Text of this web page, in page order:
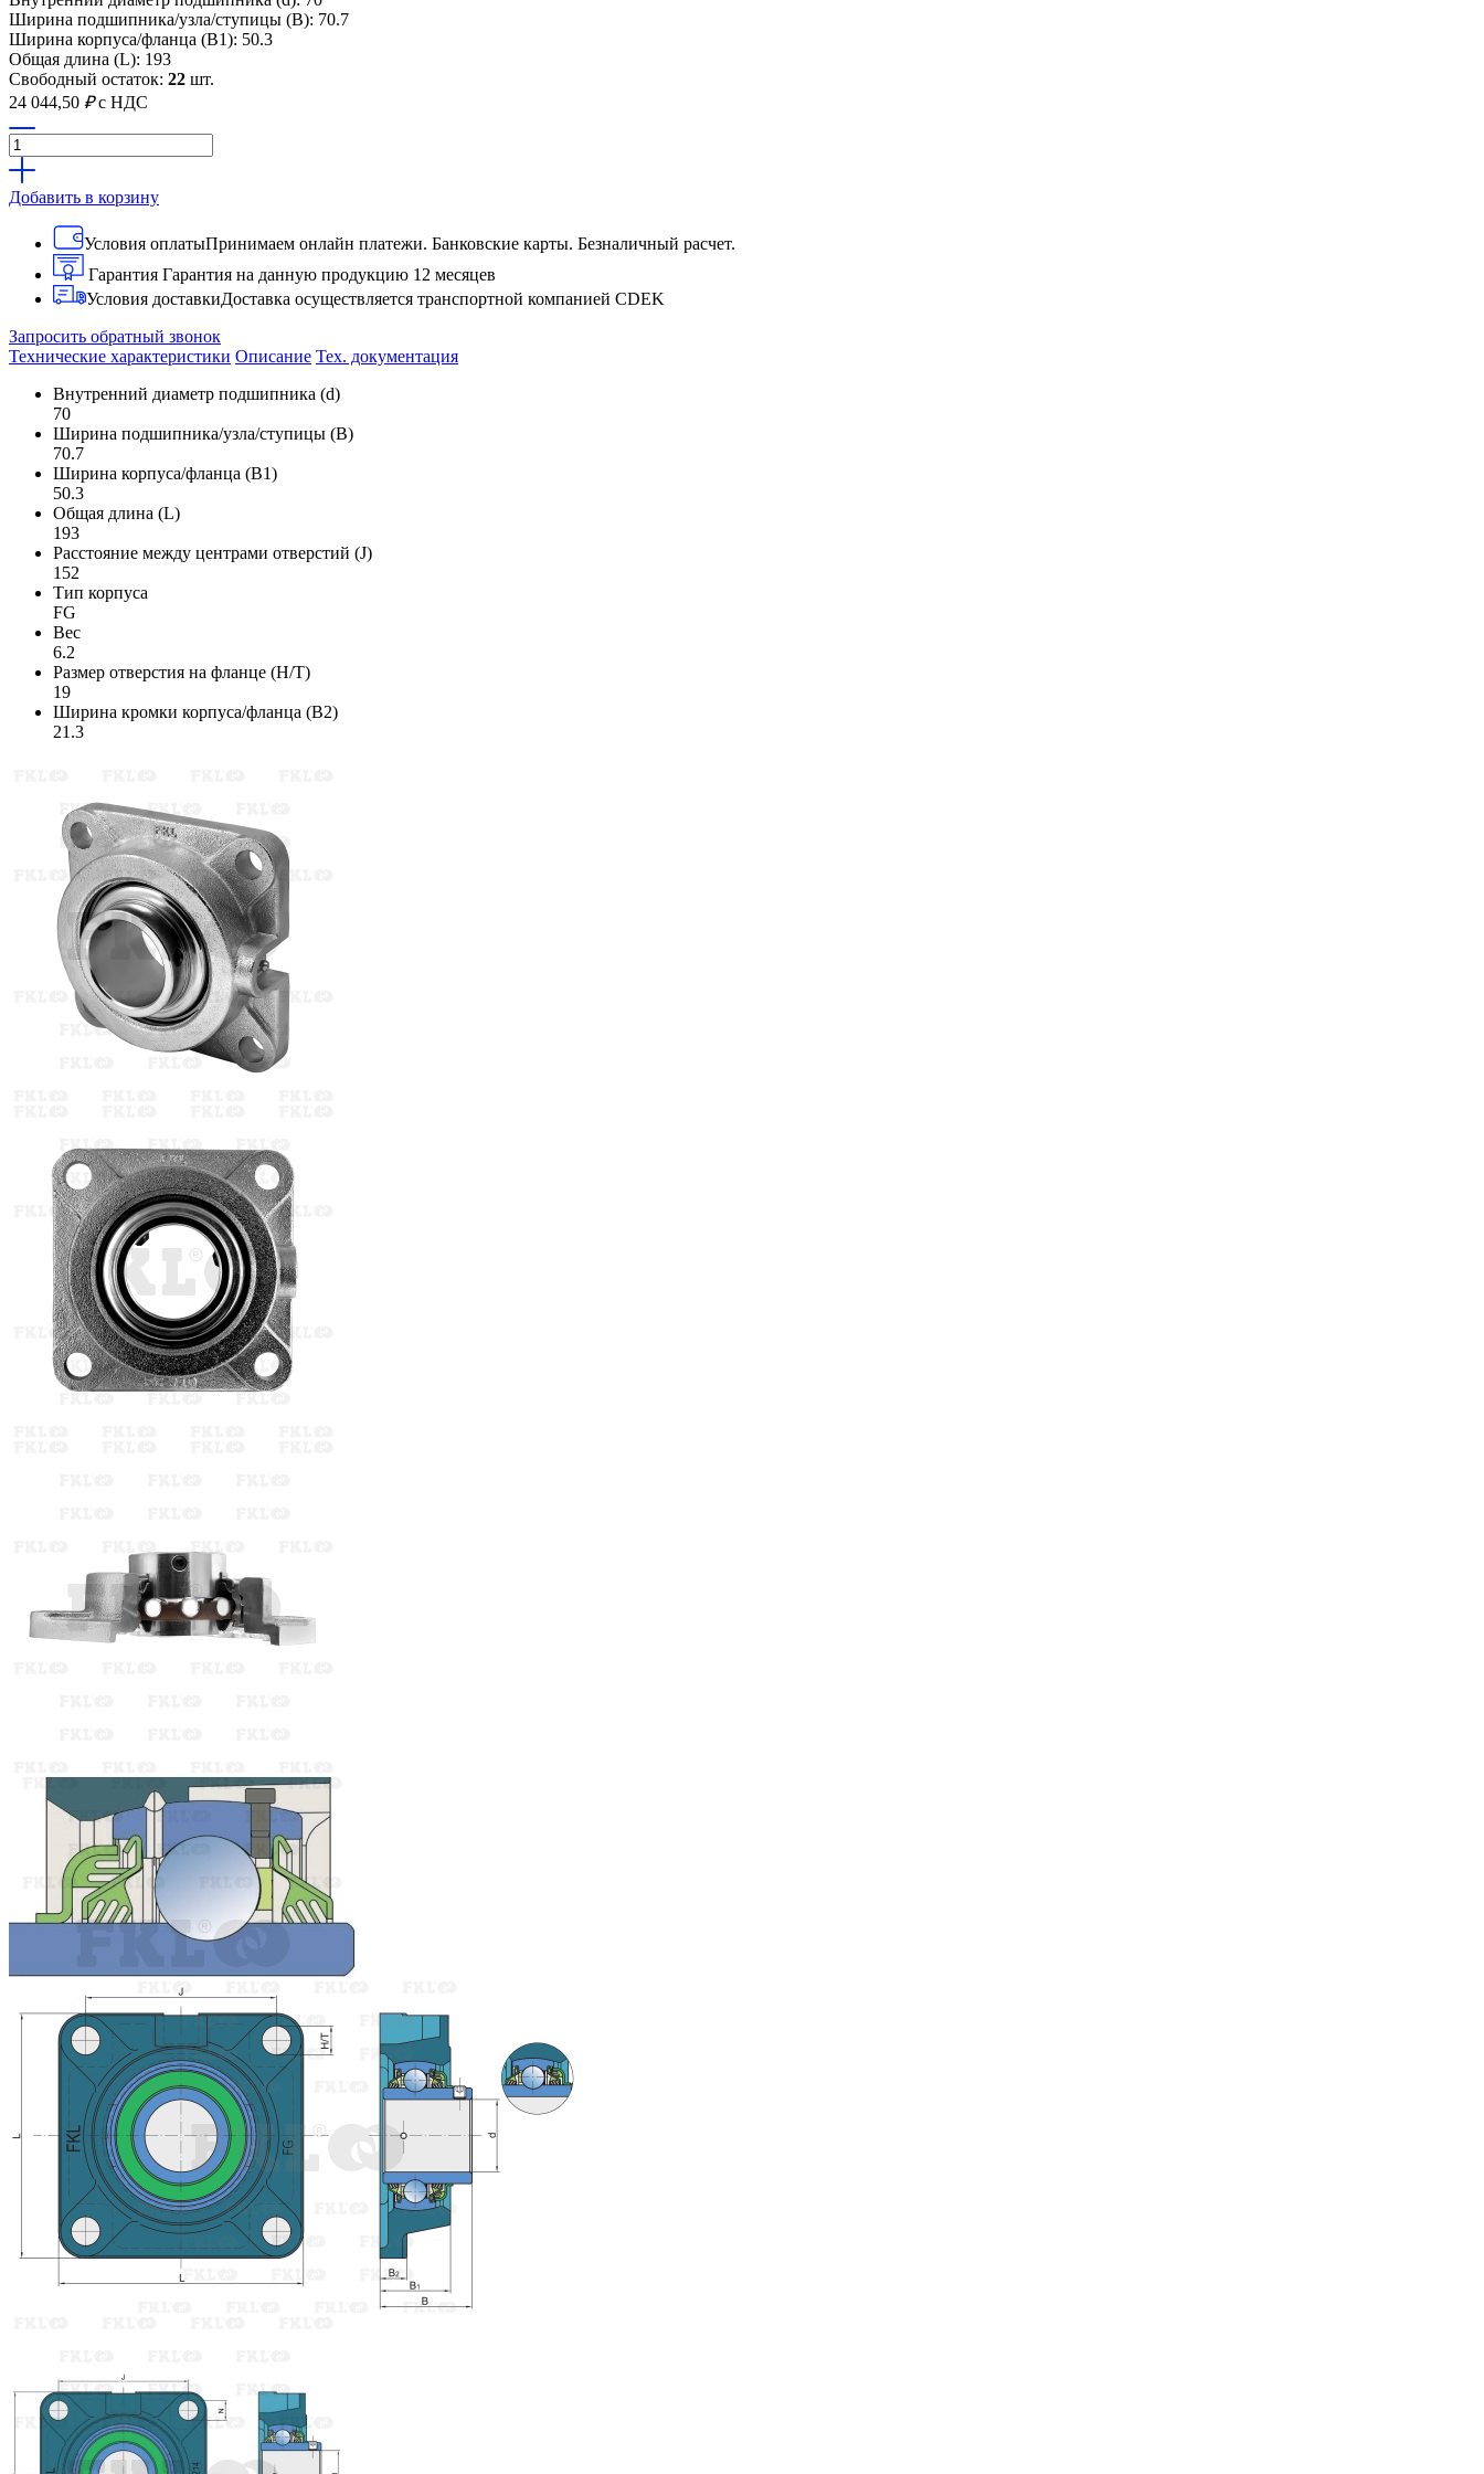
Ширина подшипника/узла/ступицы (B): 70.7
Ширина корпуса/фланца (B1): 50.3
Общая длина (L): 193
Свободный остаток: 22 шт.
24 044,50 ₽ с НДС
Добавить в корзину
Условия оплатыПринимаем онлайн платежи. Банковские карты. Безналичный расчет.
Гарантия Гарантия на данную продукцию 12 месяцев
Условия доставкиДоставка осуществляется транспортной компанией CDEK
Запросить обратный звонок
Технические характеристики Описание Тех. документация
Внутренний диаметр подшипника (d)
70
Ширина подшипника/узла/ступицы (B)
70.7
Ширина корпуса/фланца (B1)
50.3
Общая длина (L)
193
Расстояние между центрами отверстий (J)
152
Тип корпуса
FG
Вес
6.2
Размер отверстия на фланце (H/T)
19
Ширина кромки корпуса/фланца (B2)
21.3